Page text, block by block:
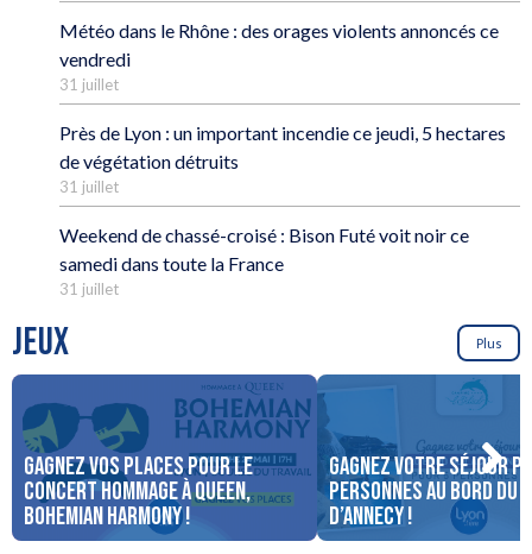
Météo dans le Rhône : des orages violents annoncés ce
vendredi
31 juillet
Près de Lyon : un important incendie ce jeudi, 5 hectares
de végétation détruits
31 juillet
Weekend de chassé-croisé : Bison Futé voit noir ce
samedi dans toute la France
31 juillet
JEUX Plus
Gagnez vos places pour le
concert Hommage à Queen,
Bohemian Harmony !
Gagnez votre séjour
personnes au bord du
d’Annecy !